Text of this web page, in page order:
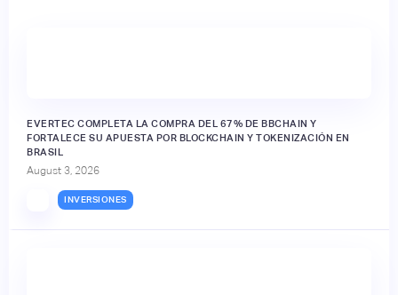
EVERTEC COMPLETA LA COMPRA DEL 67% DE BBCHAIN Y
FORTALECE SU APUESTA POR BLOCKCHAIN Y TOKENIZACIÓN EN
BRASIL
August 3, 2026
INVERSIONES